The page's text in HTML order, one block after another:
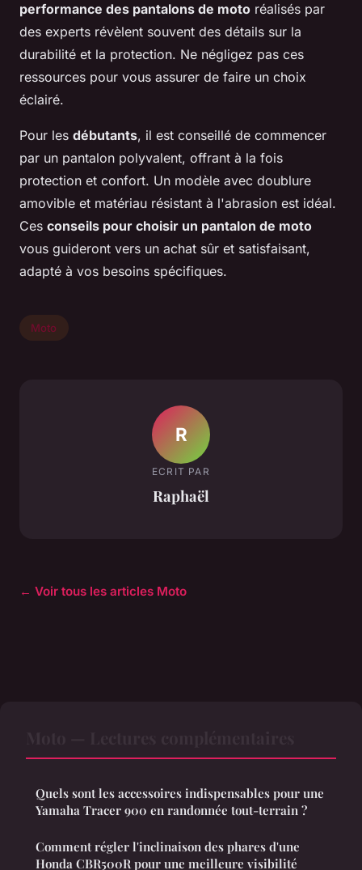
performance des pantalons de moto réalisés par
des experts révèlent souvent des détails sur la
durabilité et la protection. Ne négligez pas ces
ressources pour vous assurer de faire un choix
éclairé.
Pour les débutants, il est conseillé de commencer
par un pantalon polyvalent, offrant à la fois
protection et confort. Un modèle avec doublure
amovible et matériau résistant à l'abrasion est idéal.
Ces conseils pour choisir un pantalon de moto
vous guideront vers un achat sûr et satisfaisant,
adapté à vos besoins spécifiques.
Moto
R
ECRIT PAR
Raphaël
← Voir tous les articles Moto
Quels sont les accessoires indispensables pour une
Yamaha Tracer 900 en randonnée tout-terrain ?
Comment régler l'inclinaison des phares d'une
Honda CBR500R pour une meilleure visibilité